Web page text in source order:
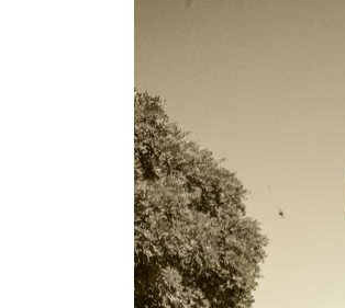
グアテマラ
コロンビア
チリ
ニカラグア
パナマ